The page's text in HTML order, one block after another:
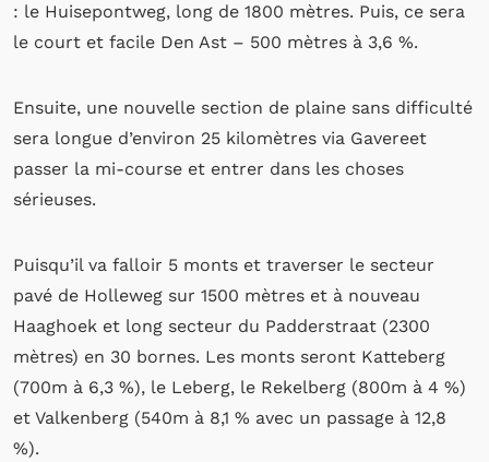
: le Huisepontweg, long de 1800 mètres. Puis, ce sera
le court et facile Den Ast – 500 mètres à 3,6 %.
Ensuite, une nouvelle section de plaine sans difficulté
sera longue d’environ 25 kilomètres via Gavereet
passer la mi-course et entrer dans les choses
sérieuses.
Puisqu’il va falloir 5 monts et traverser le secteur
pavé de Holleweg sur 1500 mètres et à nouveau
Haaghoek et long secteur du Padderstraat (2300
mètres) en 30 bornes. Les monts seront Katteberg
(700m à 6,3 %), le Leberg, le Rekelberg (800m à 4 %)
et Valkenberg (540m à 8,1 % avec un passage à 12,8
%).